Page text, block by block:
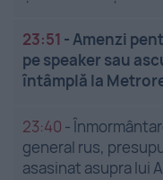
23:51 -Amenzi
pe speaker sau
întâmplă la
23:40 -
general rus,
asasinat asupra lui